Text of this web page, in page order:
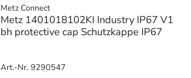
Metz Connect
Metz 1401018102KI Industry IP67 V1
bh protective cap Schutzkappe IP67
Art.-Nr. 9290547